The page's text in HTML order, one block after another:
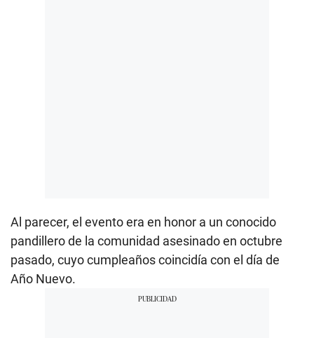
Al parecer, el evento era en honor a un conocido
pandillero de la comunidad asesinado en octubre
pasado, cuyo cumpleaños coincidía con el día de
Año Nuevo.